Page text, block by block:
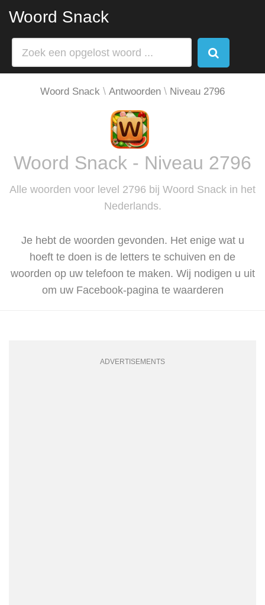
Woord Snack
Woord Snack Antwoorden Niveau 2796
Woord Snack - Niveau 2796
Alle woorden voor level 2796 bij Woord Snack in het
Nederlands.
Je hebt de woorden gevonden. Het enige wat u
hoeft te doen is de letters te schuiven en de
woorden op uw telefoon te maken. Wij nodigen u uit
om uw Facebook-pagina te waarderen
ADVERTISEMENTS